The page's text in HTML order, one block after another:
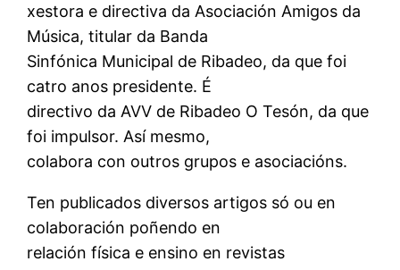
xestora e directiva da Asociación Amigos da
Música, titular da Banda
Sinfónica Municipal de Ribadeo, da que foi
catro anos presidente. É
directivo da AVV de Ribadeo O Tesón, da que
foi impulsor. Así mesmo,
colabora con outros grupos e asociacións.
Ten publicados diversos artigos só ou en
colaboración poñendo en
relación física e ensino en revistas